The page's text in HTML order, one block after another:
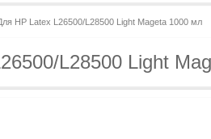
HP Latex L26500/L28500 Light Mageta 1000 мл
L28500 Light